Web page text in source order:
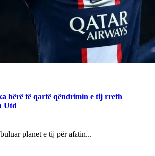
bërë të qartë qëndrimin e tij rreth
Utd
planet e tij për afatin...